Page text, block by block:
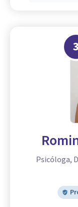
3
Psicóloga,